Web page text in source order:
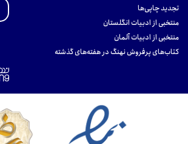
تجدید چاپی‌ها
منتخبی از ادبیات انگلستان
منتخبی از ادبیات آلمان
کتاب‌های پرفروش نهنگ در هفته‌های گذشته